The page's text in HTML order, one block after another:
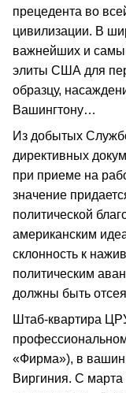
прецедента во
цивилизации. В
важнейших и
элиты США для
образцу,
Вашингтону…
Из добытых
директивных
при приеме на
значение
политической
американским
склонность к
политическим
должны быть
Штаб-квартира
«Фирма»), в
Виргиния. С марта